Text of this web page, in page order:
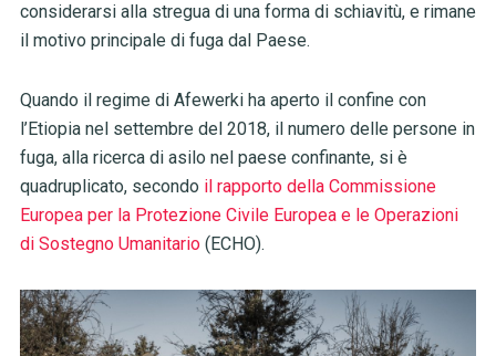
considerarsi alla stregua di una forma di schiavitù, e rimane
il motivo principale di fuga dal Paese.
Quando il regime di Afewerki ha aperto il confine con
l’Etiopia nel settembre del 2018, il numero delle persone in
fuga, alla ricerca di asilo nel paese confinante, si è
quadruplicato, secondo il rapporto della Commissione
Europea per la Protezione Civile Europea e le Operazioni
di Sostegno Umanitario(ECHO).